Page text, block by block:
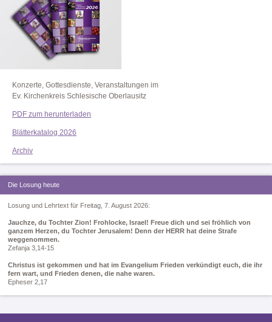
Konzerte, Gottesdienste, Veranstaltungen im
Ev. Kirchenkreis Schlesische Oberlausitz
PDF zum herunterladen
Blätterkatalog 2026
Archiv
Die Losung heute
Losung und Lehrtext für Freitag, 7. August 2026:
Jauchze, du Tochter Zion! Frohlocke, Israel! Freue dich und sei fröhlich von
ganzem Herzen, du Tochter Jerusalem! Denn der HERR hat deine Strafe
weggenommen.
Zefanja 3,14-15
Christus ist gekommen und hat im Evangelium Frieden verkündigt euch, die ihr
fern wart, und Frieden denen, die nahe waren.
Epheser 2,17